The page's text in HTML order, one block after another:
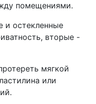
помещениями.
и остекленные
вторые -
мягкой
или